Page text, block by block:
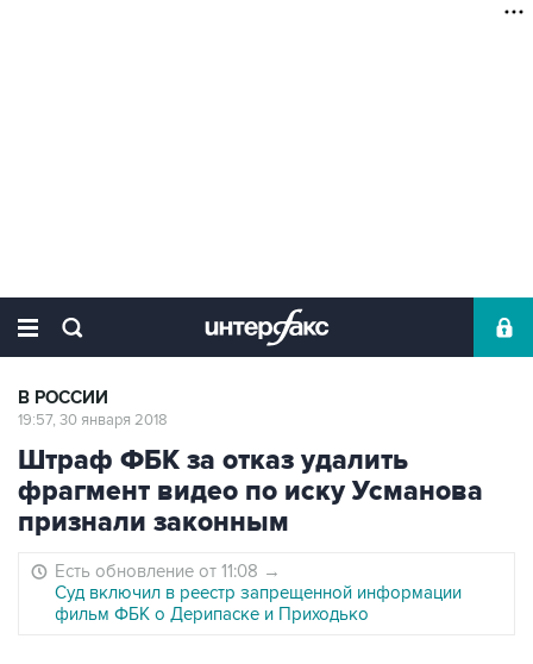
В РОССИИ
19:57, 30 января 2018
Штраф ФБК за отказ удалить
фрагмент видео по иску Усманова
признали законным
Есть обновление от 11:08 →
Суд включил в реестр запрещенной информации
фильм ФБК о Дерипаске и Приходько